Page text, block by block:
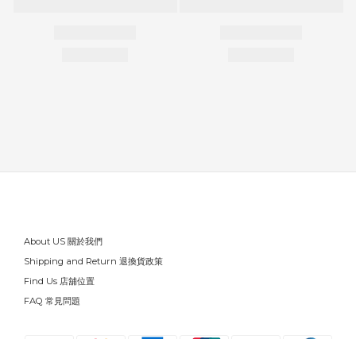
About US 關於我們
Shipping and Return 退換貨政策
Find Us 店舖位置
FAQ 常見問題